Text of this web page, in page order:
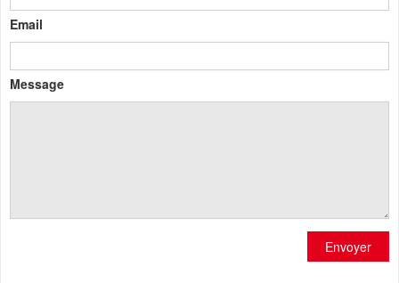
Email
Message
Envoyer